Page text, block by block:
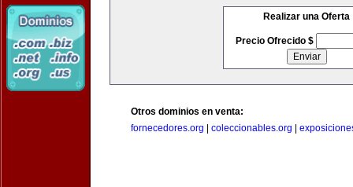
Realizar una Oferta
Precio Ofrecido $
Otros dominios en venta:
fornecedores.org
coleccionables.org